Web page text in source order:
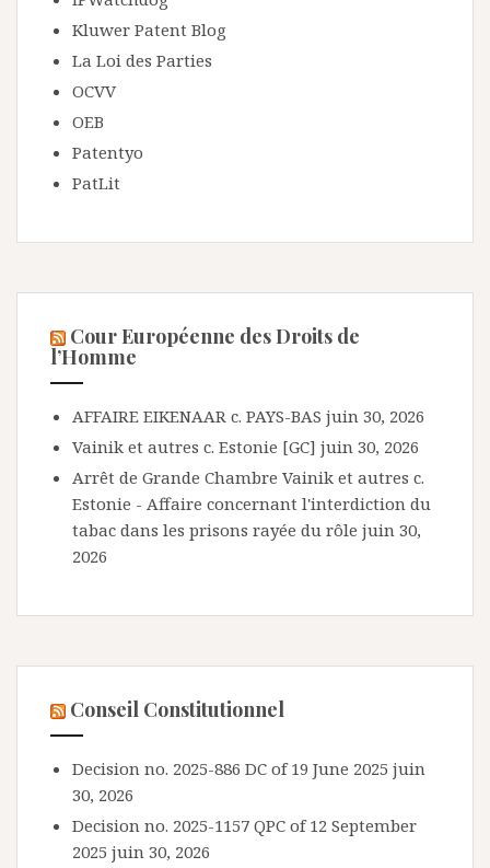
Kluwer Patent Blog
La Loi des Parties
OCVV
OEB
Patentyo
PatLit
Cour Européenne des Droits de
l’Homme
AFFAIRE EIKENAAR c. PAYS-BAS juin 30, 2026
Vainik et autres c. Estonie [GC] juin 30, 2026
Arrêt de Grande Chambre Vainik et autres c.
Estonie - Affaire concernant l'interdiction du
tabac dans les prisons rayée du rôle juin 30,
2026
Conseil Constitutionnel
Decision no. 2025-886 DC of 19 June 2025 juin
30, 2026
Decision no. 2025-1157 QPC of 12 September
2025 juin 30, 2026